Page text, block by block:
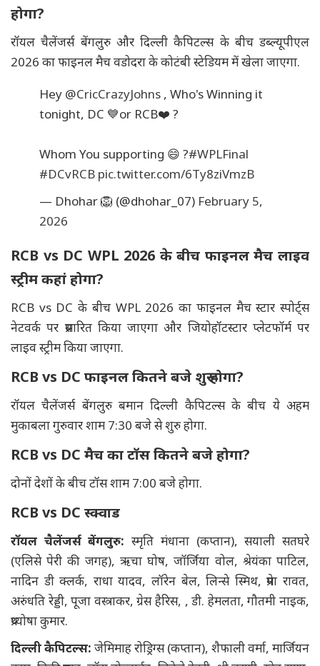
होगा?
रॉयल चैलेंजर्स बेंगलुरु और दिल्ली कैपिटल्स के बीच डब्ल्यूपीएल
2026 का फाइनल मैच वडोदरा के कोटंबी स्टेडियम में खेला जाएगा.
Hey @CricCrazyJohns , Who's Winning it
tonight, DC 💙or RCB❤️ ?
Whom You supporting 😄 ?#WPLFinal
#DCvRCB pic.twitter.com/6Ty8ziVmzB
— Dhohar 🦁 (@dhohar_07) February 5,
2026
RCB vs DC WPL 2026 के बीच फाइनल मैच लाइव
स्ट्रीम कहां होगा?
RCB vs DC के बीच WPL 2026 का फाइनल मैच स्टार स्पोर्ट्स
नेटवर्क पर प्रसारित किया जाएगा और जियोहॉटस्टार प्लेटफॉर्म पर
लाइव स्ट्रीम किया जाएगा.
RCB vs DC फाइनल कितने बजे शुरू होगा?
रॉयल चैलेंजर्स बेंगलुरु बमान दिल्ली कैपिटल्स के बीच ये अहम
मुकाबला गुरुवार शाम 7:30 बजे से शुरु होगा.
RCB vs DC मैच का टॉस कितने बजे होगा?
दोनों देशों के बीच टॉस शाम 7:00 बजे होगा.
RCB vs DC स्क्वाड
रॉयल चैलेंजर्स बेंगलुरु:स्मृति मंधाना (कप्तान), सयाली सतघरे
(एलिसे पेरी की जगह), ऋचा घोष, जॉर्जिया वोल, श्रेयंका पाटिल,
नादिन डी क्लर्क, राधा यादव, लॉरेन बेल, लिन्से स्मिथ, प्रेमा रावत,
अरुंधति रेड्डी, पूजा वस्त्राकर, ग्रेस हैरिस, , डी. हेमलता, गौतमी नाइक,
प्रथ्योषा कुमार.
दिल्ली कैपिटल्स: जेमिमाह रोड्रिग्स (कप्तान), शैफाली वर्मा, मार्जियन